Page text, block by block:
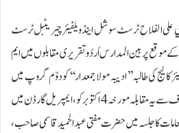
شیخ)حي علی الفلاح ٹرسٹ سوشل اینڈ ویلفیئر چيریٹبل ٹرسٹ
پر بین المدارس اُردُو تقریری مقابلوں میں ایم
کالیج کی طالبہ’’ادیبہ مولا جمعدار‘‘ کو دوّم گروپ میں
دوسرا انعام حاصل کیا ۔ ادارہ ہذا کی طرف سے یہ مقابلہ مورخہ 4 اکتوبر کو، ایمپریل گارڈن میں
کا جلسہ میں حضرت مفتی عبد الحمید قاسمی صاحب ،